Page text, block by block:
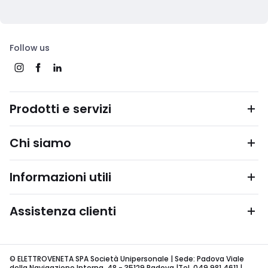
Follow us
Prodotti e servizi
Chi siamo
Informazioni utili
Assistenza clienti
© ELETTROVENETA SPA Società Unipersonale | Sede: Padova Viale